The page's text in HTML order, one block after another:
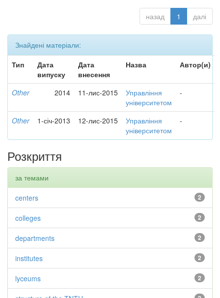
назад 1 далі
Знайдені матеріали:
Тип
Дата
випуску
Дата
внесення
Назва Автор(и)
Other 2014 11-лис-2015
Управління
університетом
-
Other 1-січ-2013 12-лис-2015
Управління
університетом
-
Розкриття
за темами
2
centers
2
colleges
2
departments
2
institutes
2
lyceums